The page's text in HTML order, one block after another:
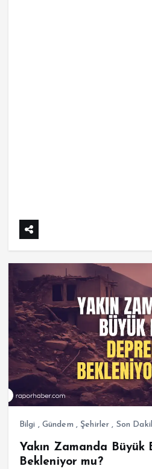
Bilgi , Gündem , Şehirler , Son
Yakın Zamanda Büyük
Bekleniyor mu?